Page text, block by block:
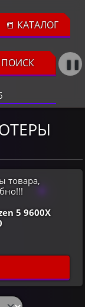
📒 КАТАЛОГ
ПОИСК ❚❚
товара,
5 9600X